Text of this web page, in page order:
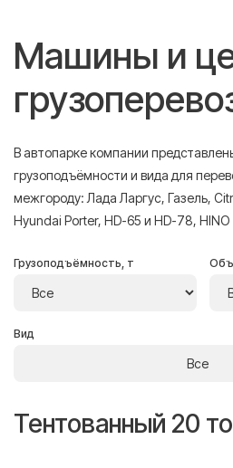
Машины и
В автопарке компании
грузоподъёмности и вида для
межгороду: Лада Ларгус, Газель,
Hyundai Porter, HD-65 и HD-78,
Грузоподъёмность, т
Вид
Тентованный 20